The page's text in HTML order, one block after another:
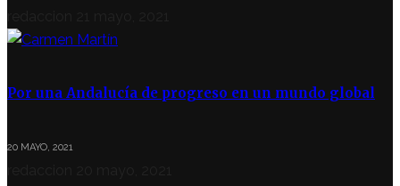
Por una Andalucía de progreso en un mundo global
20 MAYO, 2021